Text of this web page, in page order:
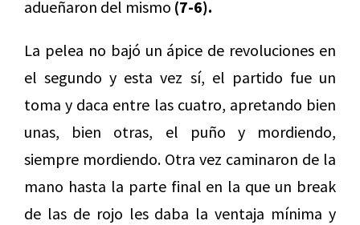
adueñaron del mismo (7-6).
La pelea no bajó un ápice de revoluciones en
el segundo y esta vez sí, el partido fue un
toma y daca entre las cuatro, apretando bien
unas, bien otras, el puño y mordiendo,
siempre mordiendo. Otra vez caminaron de la
mano hasta la parte final en la que un break
de las de rojo les daba la ventaja mínima y